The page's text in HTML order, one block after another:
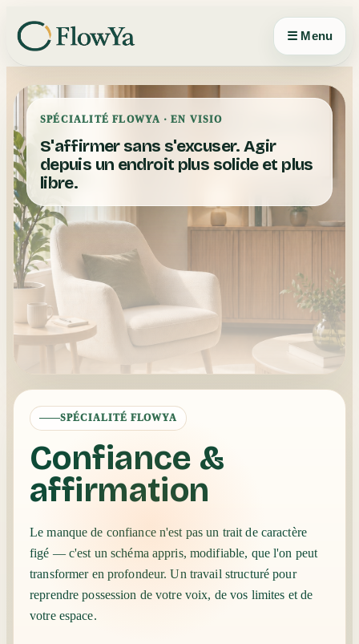
☰ Menu
SPÉCIALITÉ FLOWYA · EN VISIO
S'affirmer sans s'excuser. Agir
depuis un endroit plus solide et plus
libre.
SPÉCIALITÉ FLOWYA
Confiance &
affirmation
Le manque de confiance n'est pas un trait de caractère
figé — c'est un schéma appris, modifiable, que l'on peut
transformer en profondeur. Un travail structuré pour
reprendre possession de votre voix, de vos limites et de
votre espace.